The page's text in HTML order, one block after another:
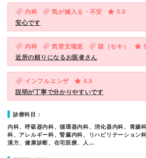
内科 気が滅入る・不安
5.0
安心です
内科 気管支喘息 咳（セキ）
近所の頼りになるお医者さん
インフルエンザ
4.5
説明が丁寧で分かりやすいです
診療科目：
内科、呼吸器内科、循環器内科、消化器内科、胃腸
科、アレルギー科、腎臓内科、リハビリテーション
漢方、健康診断、在宅医療、人…